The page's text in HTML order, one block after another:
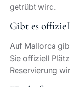
getrübt wird.
Gibt es
Auf Mallorca
Sie offiziell
Reservierung